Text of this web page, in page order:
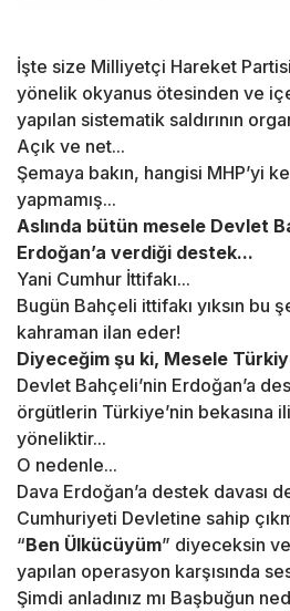
İşte size Milliyetçi Hareket
yönelik okyanus ötesinden ve
yapılan sistematik saldırının
Açık ve net...
Şemaya bakın, hangisi MHP’yi
yapmamış...
Aslında bütün mesele Devlet
Erdoğan’a verdiği destek...
Yani Cumhur İttifakı...
Bugün Bahçeli ittifakı yıksın bu
kahraman ilan eder!
Diyeceğim şu ki, Mesele
Devlet Bahçeli’nin Erdoğan’a
örgütlerin Türkiye’nin bekasına
yöneliktir...
O nedenle...
Dava Erdoğan’a destek davası
Cumhuriyeti Devletine sahip
“Ben Ülkücüyüm” diyeceksin
yapılan operasyon karşısında
Şimdi anladınız mı Başbuğun